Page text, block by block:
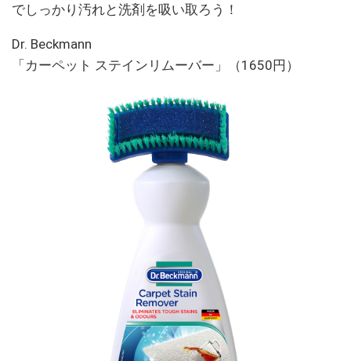
でしっかり汚れと洗剤を吸い取ろう！
Dr. Beckmann
「カーペット ステインリムーバー」（1650円）